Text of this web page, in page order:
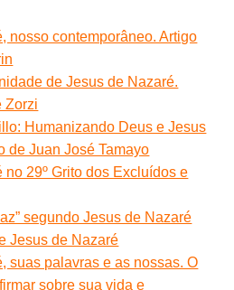
nosso contemporâneo. Artigo
de Jesus de Nazaré.
Zorzi
Humanizando Deus e Jesus
de Juan José Tamayo
no 29º Grito dos Excluídos e
segundo Jesus de Nazaré
Jesus de Nazaré
suas palavras e as nossas. O
sobre sua vida e